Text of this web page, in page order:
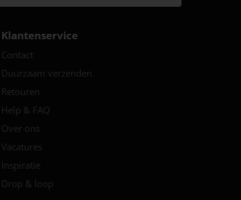
Klantenservice
Contact
Duurzaam verzenden
Retouren
Help & FAQ
Over ons
Vacatures
Inspiratie
Drop & loop